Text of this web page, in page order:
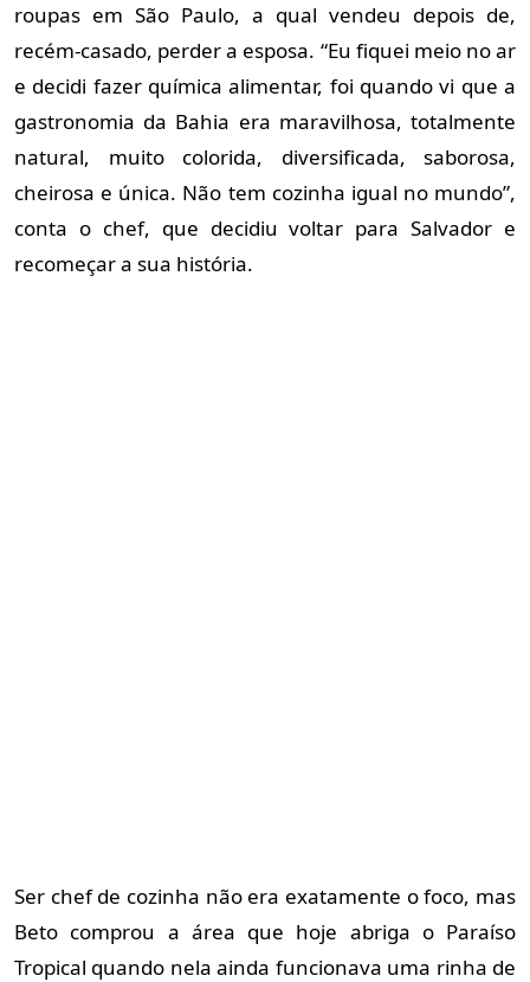
roupas em São Paulo, a qual vendeu depois de,
recém-casado, perder a esposa. “Eu fiquei meio no ar
e decidi fazer química alimentar, foi quando vi que a
gastronomia da Bahia era maravilhosa, totalmente
natural, muito colorida, diversificada, saborosa,
cheirosa e única. Não tem cozinha igual no mundo”,
conta o chef, que decidiu voltar para Salvador e
recomeçar a sua história.
Ser chef de cozinha não era exatamente o foco, mas
Beto comprou a área que hoje abriga o Paraíso
Tropical quando nela ainda funcionava uma rinha de